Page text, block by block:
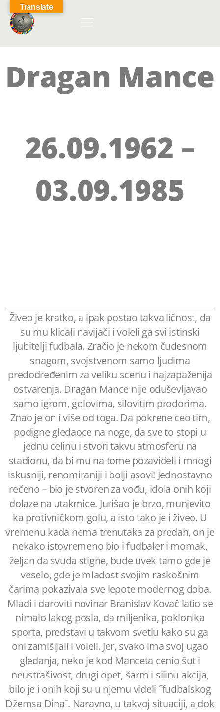
Dragan Mance
26.09.1962 –
03.09.1985
Živeo je kratko, a ipak postao takva ličnost, da
su mu klicali navijači i voleli ga svi istinski
ljubitelji fudbala. Zračio je nekom čudesnom
snagom, svojstvenom samo ljudima
predodređenim za veliku scenu i najzapaženija
ostvarenja. Dragan Mance nije oduševljavao
samo igrom, golovima, silovitim prodorima.
Znao je on i više od toga. Da pokrene ceo tim,
podigne gledaoce na noge, da sve to stopi u
jednu celinu i stvori takvu atmosferu na
stadionu, da bi mu na tome pozavideli i mnogi
iskusniji, renomiraniji i bolji asovi! Jednostavno
rečeno – bio je stvoren za vođu, idola onih koji
dolaze na utakmice. Jurišao je brzo, munjevito
ka protivničkom golu, a isto tako je i živeo. U
vremenu kada nema trenutaka za predah, on je
nekako istovremeno bio i fudbaler i momak,
željan da svuda stigne, bude uvek tamo gde je
veselo, gde je mladost svojim raskošnim
čarima pokazivala sve lepote modernog doba.
Mladi i daroviti novinar Branislav Kovač latio se
nimalo lakog posla, da miljenika, poklonika
sporta, predstavi u takvom svetlu kako su ga
oni zamišljali i voleli. Jer, svako ima svoj ugao
gledanja, neko je kod Manceta cenio šut i
neustrašivost, drugi opet, šarm i silinu akcija,
bilo je i onih koji su u njemu videli ˝fudbalskog
Džemsa Dina˝. Naravno, u takvoj situaciji, a dok
Translate